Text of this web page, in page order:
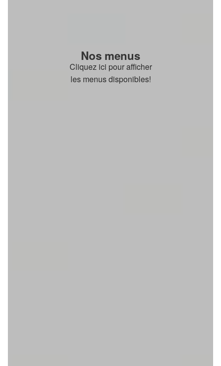
Nos menus
Cliquez ici pour afficher
les menus disponibles!